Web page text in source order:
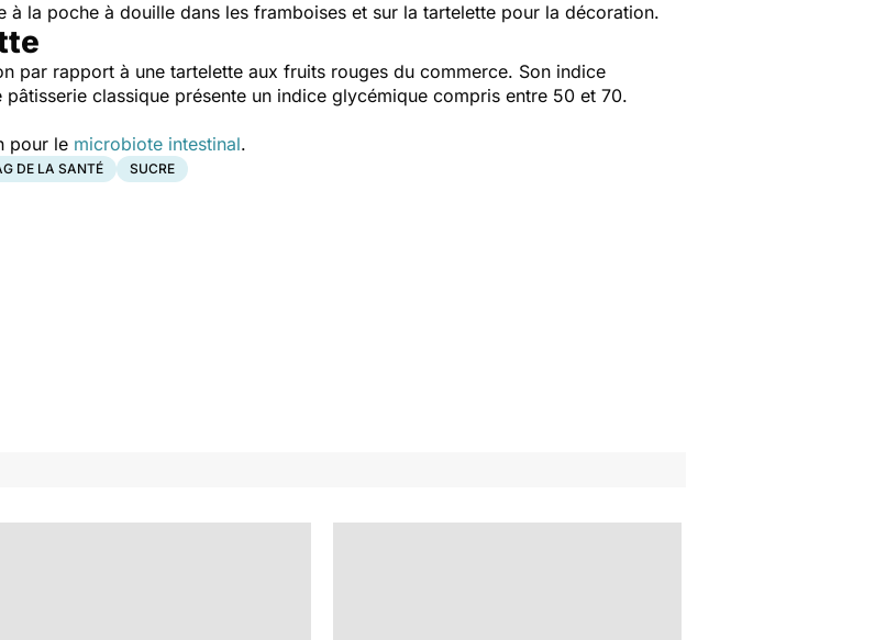
la poche à douille dans les framboises et sur la tartelette pour la décoration.
par rapport à une tartelette aux fruits rouges du commerce. Son indice
classique présente un indice glycémique compris entre 50 et 70.
pour le microbiote intestinal.
DE LA SANTÉ SUCRE